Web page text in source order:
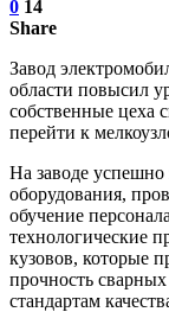
0 14
Share
Завод
области повысил
собственные цеха
перейти к
На заводе
оборудования,
обучение
технологические
кузовов, которые
прочность
стандартам